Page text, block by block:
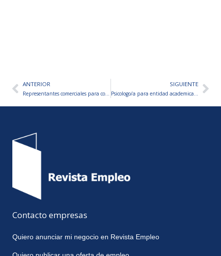
AntANTERIOR
Representantes comerciales para comercio-San Juan
SIGUIENTE
Psicologo/a para entidad academica-Tierra Del Fuego
Contacto empresas
Quiero anunciar mi negocio en Revista Empleo